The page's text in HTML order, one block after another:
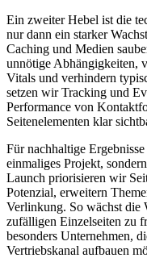
Ein zweiter Hebel ist die
nur dann ein starker
Caching und Medien
unnötige Abhängigkeiten,
Vitals und verhindern
setzen wir Tracking und
Performance von
Seitenelementen klar
Für nachhaltige
einmaliges Projekt,
Launch priorisieren wir
Potenzial, erweitern
Verlinkung. So wächst die
zufälligen Einzelseiten zu
besonders Unternehmen,
Vertriebskanal aufbauen